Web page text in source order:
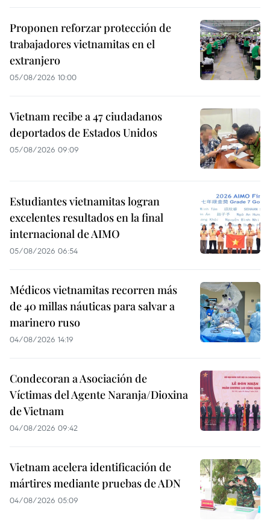
Proponen reforzar protección de
trabajadores vietnamitas en el
extranjero
05/08/2026 10:00
Vietnam recibe a 47 ciudadanos
deportados de Estados Unidos
05/08/2026 09:09
Estudiantes vietnamitas logran
excelentes resultados en la final
internacional de AIMO
05/08/2026 06:54
Médicos vietnamitas recorren más
de 40 millas náuticas para salvar a
marinero ruso
04/08/2026 14:19
Condecoran a Asociación de
Víctimas del Agente Naranja/Dioxina
de Vietnam
04/08/2026 09:42
Vietnam acelera identificación de
mártires mediante pruebas de ADN
04/08/2026 05:09